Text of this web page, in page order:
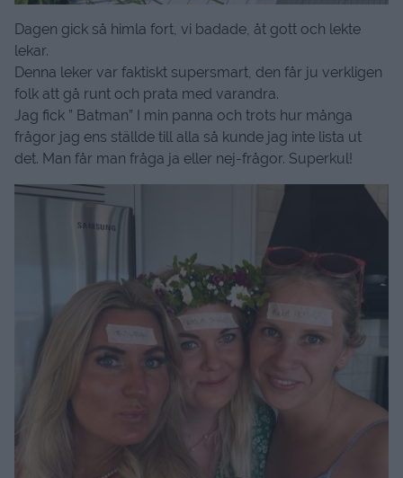
Dagen gick så himla fort, vi badade, åt gott och lekte
lekar.
Denna leker var faktiskt supersmart, den får ju verkligen
folk att gå runt och prata med varandra.
Jag fick ” Batman” I min panna och trots hur många
frågor jag ens ställde till alla så kunde jag inte lista ut
det. Man får man fråga ja eller nej-frågor. Superkul!